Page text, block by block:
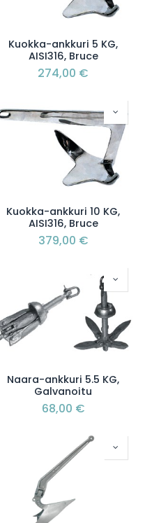
Kuokka-ankkuri 5 KG,
AISI316, Bruce
274,00 €
Kuokka-ankkuri 10 KG,
AISI316, Bruce
379,00 €
Naara-ankkuri 5.5 KG,
Galvanoitu
68,00 €